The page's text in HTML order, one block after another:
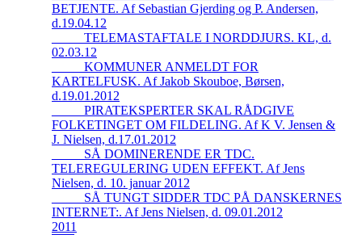
BETJENTE. Af Sebastian Gjerding og P. Andersen,
d.19.04.12
_____TELEMASTAFTALE I NORDDJURS. KL, d.
02.03.12
_____KOMMUNER ANMELDT FOR
KARTELFUSK. Af Jakob Skouboe, Børsen,
d.19.01.2012
_____PIRATEKSPERTER SKAL RÅDGIVE
FOLKETINGET OM FILDELING. Af K V. Jensen &
J. Nielsen, d.17.01.2012
_____SÅ DOMINERENDE ER TDC.
TELEREGULERING UDEN EFFEKT. Af Jens
Nielsen, d. 10. januar 2012
_____SÅ TUNGT SIDDER TDC PÅ DANSKERNES
INTERNET:. Af Jens Nielsen, d. 09.01.2012
2011